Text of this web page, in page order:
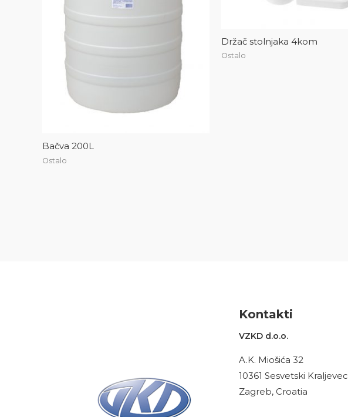
Bačva 200L
Ostalo
Držač stolnjaka 4kom
Ostalo
Kontakti
VZKD d.o.o.
A.K. Miošića 32
10361 Sesvetski Kraljevec
Zagreb, Croatia